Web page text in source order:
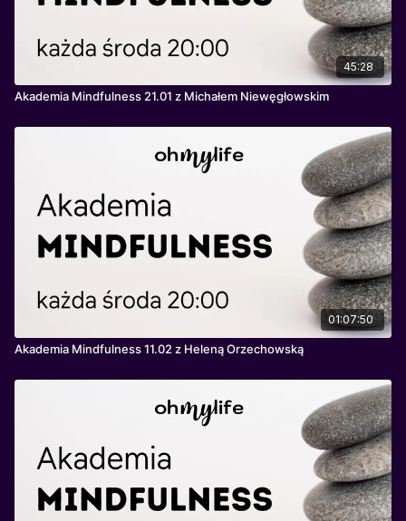
45:28
Akademia Mindfulness 21.01 z Michałem Niewęgłowskim
01:07:50
Akademia Mindfulness 11.02 z Heleną Orzechowską